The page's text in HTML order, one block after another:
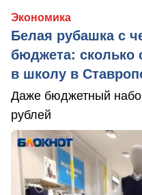
Экономика
Белая рубашка с
бюджета: сколько
в школу в
Даже бюджетный
рублей